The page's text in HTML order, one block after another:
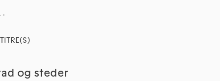
TITRE(S)
og steder